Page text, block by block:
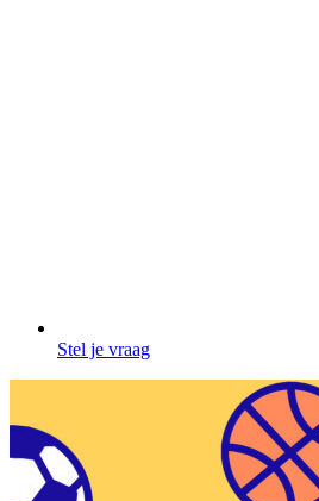
Stel je vraag